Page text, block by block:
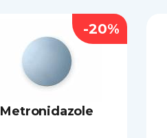
Metronidazole
-20%